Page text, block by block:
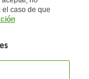
el caso de que